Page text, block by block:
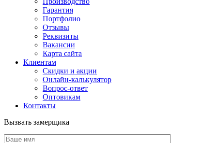
Гарантия
Портфолио
Отзывы
Реквизиты
Вакансии
Карта сайта
Клиентам
Скидки и акции
Онлайн-калькулятор
Вопрос-ответ
Оптовикам
Контакты
Вызвать замерщика